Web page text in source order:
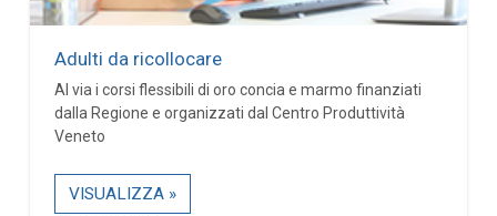
Adulti da ricollocare
Al via i corsi flessibili di oro concia e marmo finanziati
dalla Regione e organizzati dal Centro Produttività
Veneto
VISUALIZZA »